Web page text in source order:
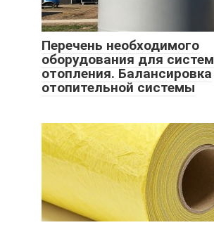
Перечень необходимого
оборудования для систем
отопления. Балансировка
отопительной системы